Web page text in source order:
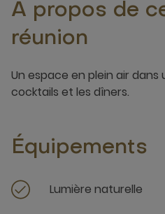
À propos de
réunion
Un espace en plein air dans
cocktails et les dîners.
Équipements
Lumière naturelle